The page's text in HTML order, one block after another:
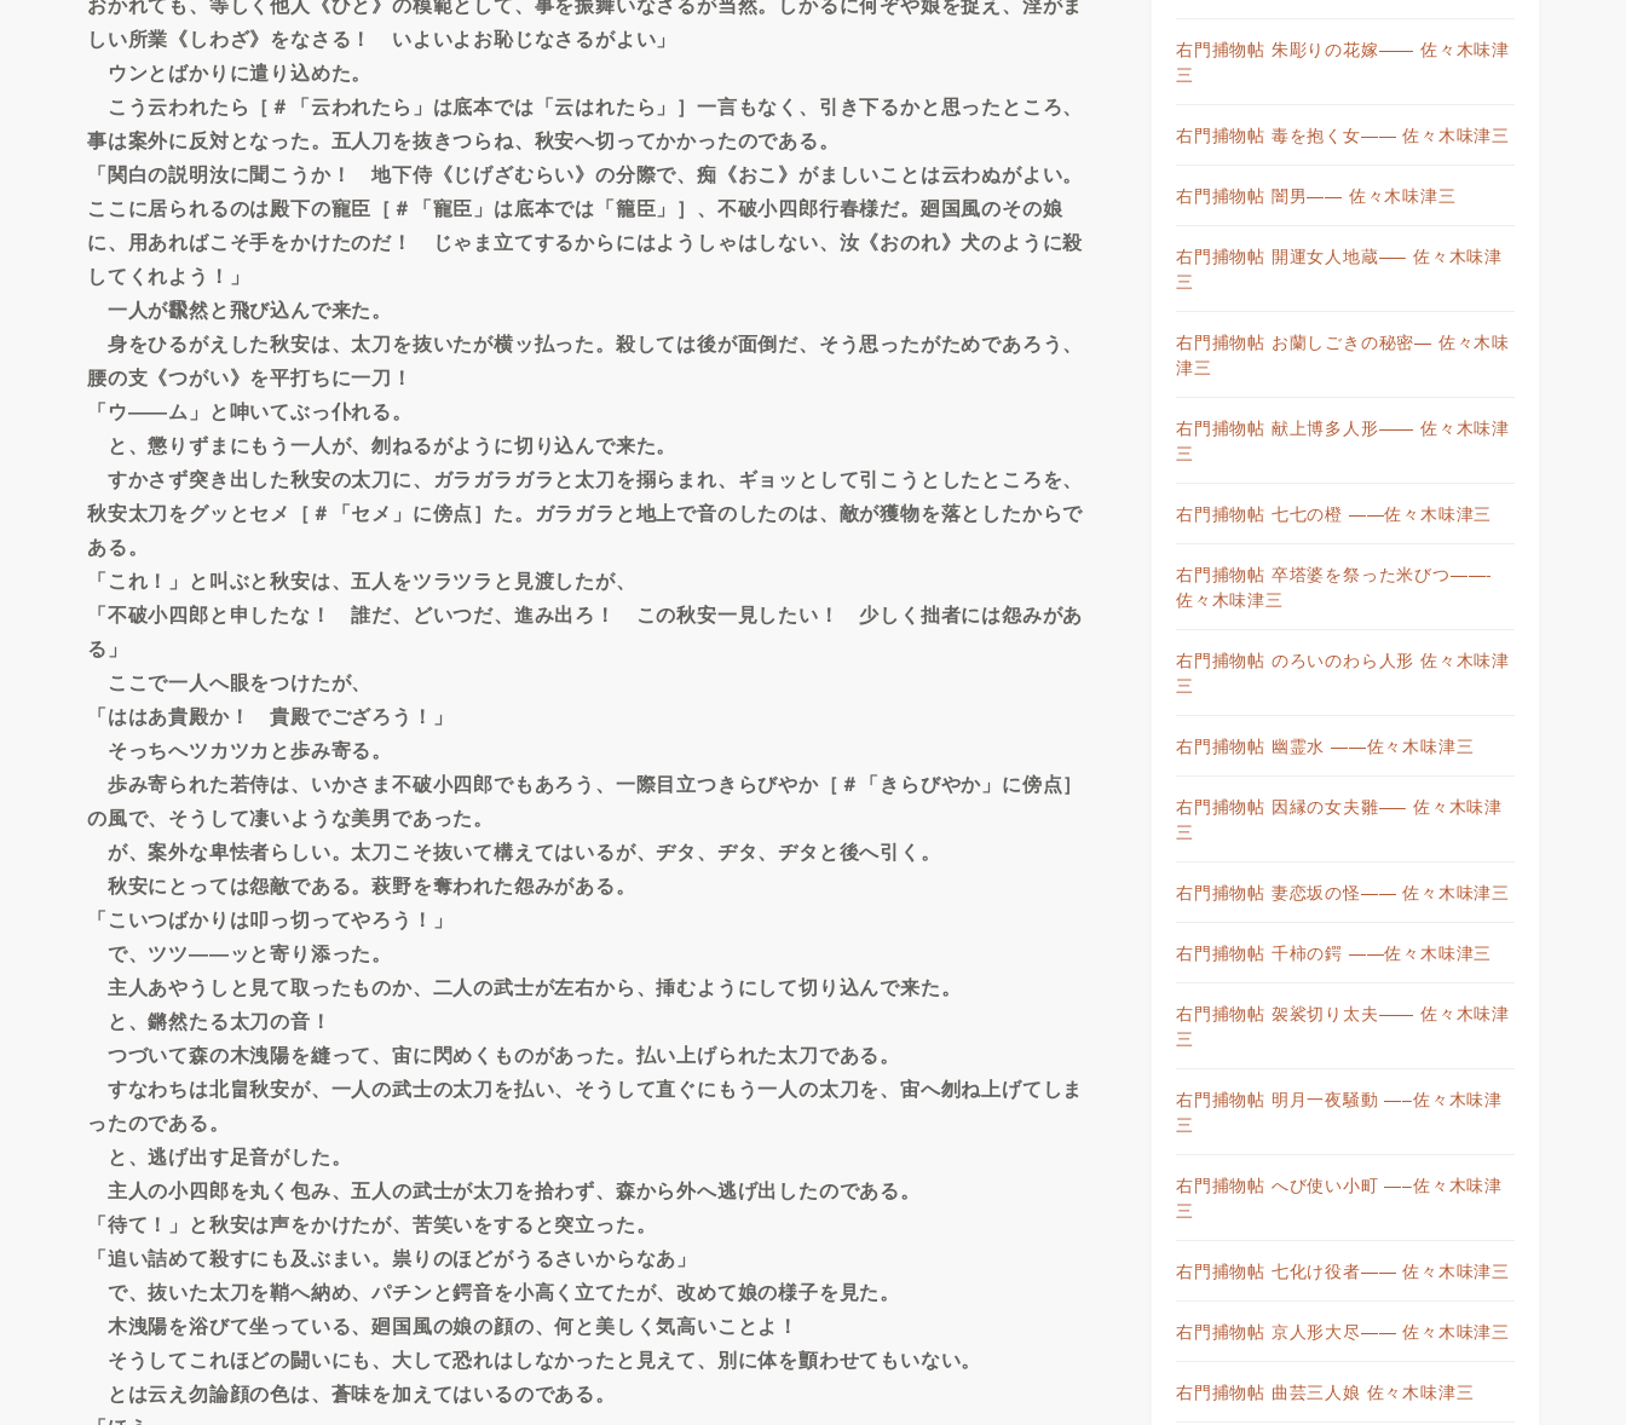
しい所業《しわざ》をなさる！ いよいよお恥じなさるがよい」
ウンとばかりに遣り込めた。
こう云われたら［＃「云われたら」は底本では「云はれたら」］一言もなく、引き下るかと思ったところ、
事は案外に反対となった。五人刀を抜きつらね、秋安へ切ってかかったのである。
「関白の説明汝に聞こうか！ 地下侍《じげざむらい》の分際で、痴《おこ》がましいことは云わぬがよい。
ここに居られるのは殿下の寵臣［＃「寵臣」は底本では「籠臣」］、不破小四郎行春様だ。廻国風のその娘
に、用あればこそ手をかけたのだ！ じゃま立てするからにはようしゃはしない、汝《おのれ》犬のように殺
してくれよう！」
一人が飜然と飛び込んで来た。
身をひるがえした秋安は、太刀を抜いたが横ッ払った。殺しては後が面倒だ、そう思ったがためであろう、
腰の支《つがい》を平打ちに一刀！
「ウ――ム」と呻いてぶっ仆れる。
と、懲りずまにもう一人が、刎ねるがように切り込んで来た。
すかさず突き出した秋安の太刀に、ガラガラガラと太刀を搦らまれ、ギョッとして引こうとしたところを、
秋安太刀をグッとセメ［＃「セメ」に傍点］た。ガラガラと地上で音のしたのは、敵が獲物を落としたからで
ある。
「これ！」と叫ぶと秋安は、五人をツラツラと見渡したが、
「不破小四郎と申したな！ 誰だ、どいつだ、進み出ろ！ この秋安一見したい！ 少しく拙者には怨みがあ
る」
ここで一人へ眼をつけたが、
「ははあ貴殿か！ 貴殿でござろう！」
そっちへツカツカと歩み寄る。
歩み寄られた若侍は、いかさま不破小四郎でもあろう、一際目立つきらびやか［＃「きらびやか」に傍点］
の風で、そうして凄いような美男であった。
が、案外な卑怯者らしい。太刀こそ抜いて構えてはいるが、ヂタ、ヂタ、ヂタと後へ引く。
秋安にとっては怨敵である。萩野を奪われた怨みがある。
「こいつばかりは叩っ切ってやろう！」
で、ツツ――ッと寄り添った。
主人あやうしと見て取ったものか、二人の武士が左右から、挿むようにして切り込んで来た。
と、鏘然たる太刀の音！
つづいて森の木洩陽を縫って、宙に閃めくものがあった。払い上げられた太刀である。
すなわちは北畠秋安が、一人の武士の太刀を払い、そうして直ぐにもう一人の太刀を、宙へ刎ね上げてしま
ったのである。
と、逃げ出す足音がした。
主人の小四郎を丸く包み、五人の武士が太刀を拾わず、森から外へ逃げ出したのである。
「待て！」と秋安は声をかけたが、苦笑いをすると突立った。
「追い詰めて殺すにも及ぶまい。祟りのほどがうるさいからなあ」
で、抜いた太刀を鞘へ納め、パチンと鍔音を小高く立てたが、改めて娘の様子を見た。
木洩陽を浴びて坐っている、廻国風の娘の顔の、何と美しく気高いことよ！
そうしてこれほどの闘いにも、大して恐れはしなかったと見えて、別に体を顫わせてもいない。
とは云え勿論顔の色は、蒼味を加えてはいるのである。
右門捕物帖 朱彫りの花嫁—— 佐々木味津
三
右門捕物帖 毒を抱く女—— 佐々木味津三
右門捕物帖 闇男—— 佐々木味津三
右門捕物帖 開運女人地蔵—– 佐々木味津
三
右門捕物帖 お蘭しごきの秘密— 佐々木味
津三
右門捕物帖 献上博多人形—— 佐々木味津
三
右門捕物帖 七七の橙 ——佐々木味津三
右門捕物帖 卒塔婆を祭った米びつ——-
佐々木味津三
右門捕物帖 のろいのわら人形 佐々木味津
三
右門捕物帖 幽霊水 ——佐々木味津三
右門捕物帖 因縁の女夫雛—– 佐々木味津
三
右門捕物帖 妻恋坂の怪—— 佐々木味津三
右門捕物帖 千柿の鍔 ——佐々木味津三
右門捕物帖 袈裟切り太夫—— 佐々木味津
三
右門捕物帖 明月一夜騒動 —–佐々木味津
三
右門捕物帖 へび使い小町 —–佐々木味津
三
右門捕物帖 七化け役者—— 佐々木味津三
右門捕物帖 京人形大尽—— 佐々木味津三
右門捕物帖 曲芸三人娘 佐々木味津三